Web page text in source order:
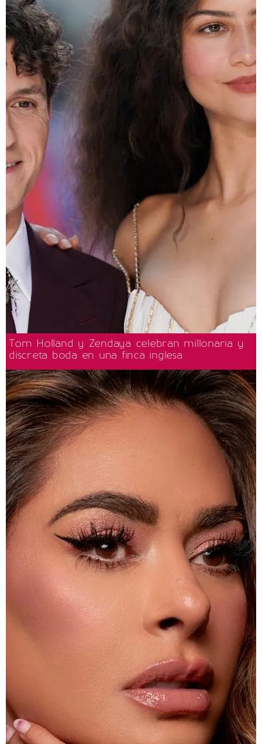
Tom Holland y Zendaya celebran millonaria y
discreta boda en una finca inglesa